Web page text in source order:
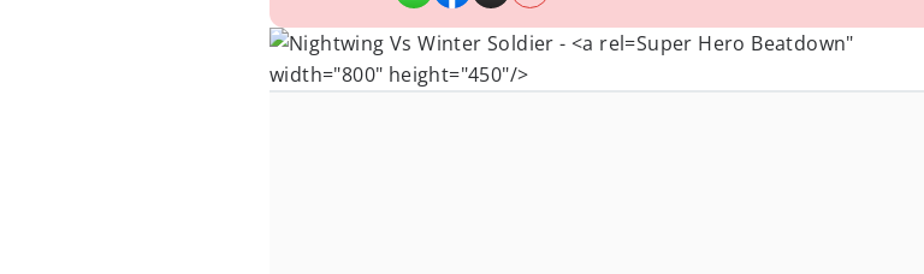
Super Hero Beatdown"
width="800" height="450"/>